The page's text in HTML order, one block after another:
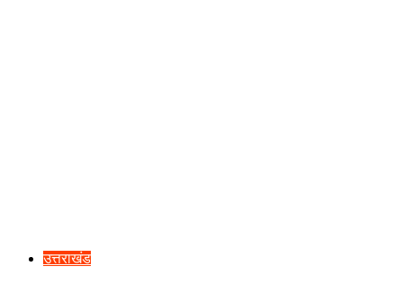
उत्तराखंड